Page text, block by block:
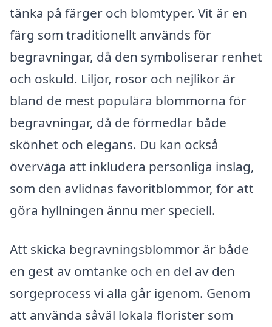
tänka på färger och blomtyper. Vit är en
färg som traditionellt används för
begravningar, då den symboliserar renhet
och oskuld. Liljor, rosor och nejlikor är
bland de mest populära blommorna för
begravningar, då de förmedlar både
skönhet och elegans. Du kan också
överväga att inkludera personliga inslag,
som den avlidnas favoritblommor, för att
göra hyllningen ännu mer speciell.
Att skicka begravningsblommor är både
en gest av omtanke och en del av den
sorgeprocess vi alla går igenom. Genom
att använda såväl lokala florister som